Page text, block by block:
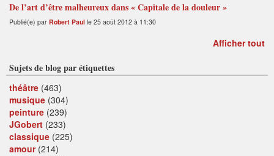
De l’art d’être malheureux dans « Capitale de la douleur »
Publié(e) par Robert Paul le 25 août 2012 à 11:30
Afficher tout
Sujets de blog par étiquettes
théâtre (463)
musique (304)
peinture (239)
JGobert (233)
classique (225)
amour(214)